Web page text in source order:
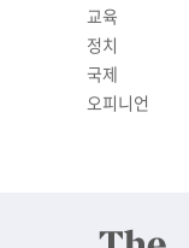
교육
정치
국제
오피니언